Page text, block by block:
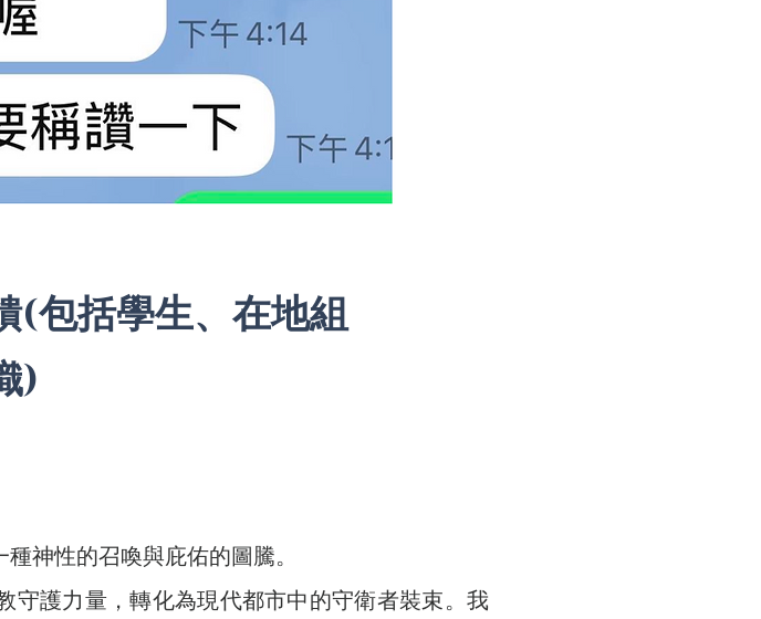
(包括學生、在地組
)
神性的召喚與庇佑的圖騰。
守護力量，轉化為現代都市中的守衛者裝束。我